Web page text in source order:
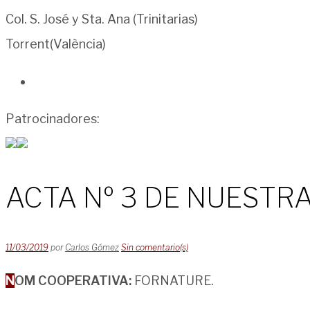
Col. S. José y Sta. Ana (Trinitarias)
Torrent(València)
Patrocinadores:
ACTA Nº 3 DE
11/03/2019 por Carlos Gómez Sin comentario(s)
NOM COOPERATIVA: FORNATURE.